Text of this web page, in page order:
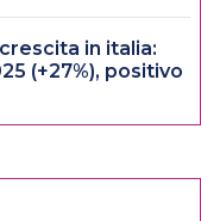
in italia:
(+27%), positivo